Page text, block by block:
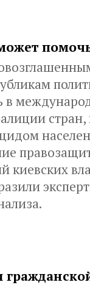
киевских